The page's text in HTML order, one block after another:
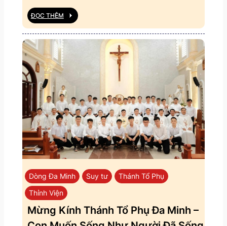
ĐỌC THÊM
Dòng Đa Minh Suy tư
Thánh Tổ Phụ
Thỉnh Viện
Mừng Kính Thánh Tổ Phụ Đa Minh –